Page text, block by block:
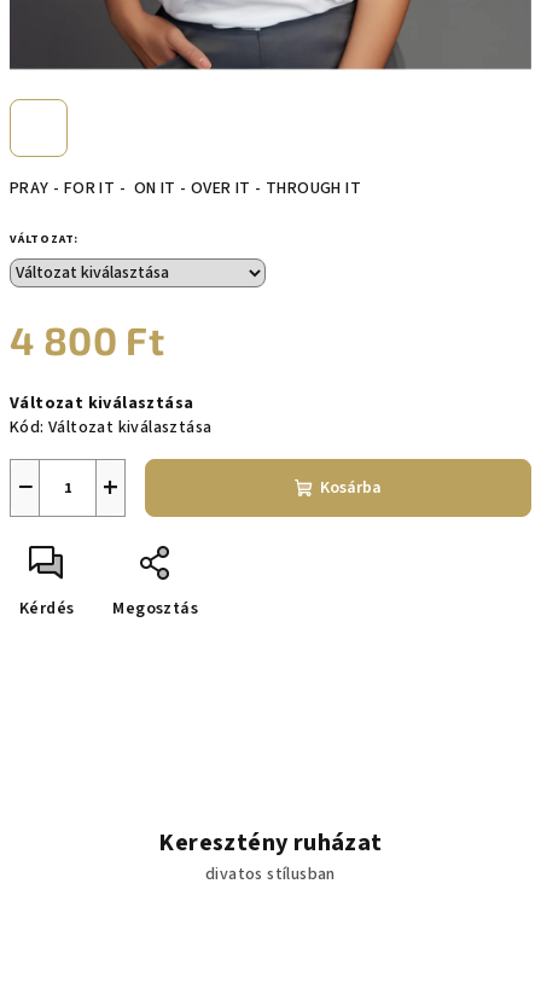
PRAY - FOR IT - ON IT - OVER IT - THROUGH IT
VÁLTOZAT:
4 800 Ft
Változat kiválasztása
Kód: Változat kiválasztása
+
− Kosárba
Kérdés Megosztás
Keresztény ruházat
divatos stílusban